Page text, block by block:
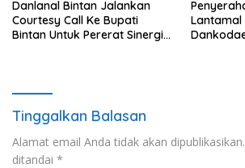
Danlanal Bintan Jalankan
Courtesy Call Ke Bupati
Bintan Untuk Pererat Sinergi
Lantamal
Tinggalkan Balasan
Alamat email Anda tidak akan dipublikasikan.
ditandai *